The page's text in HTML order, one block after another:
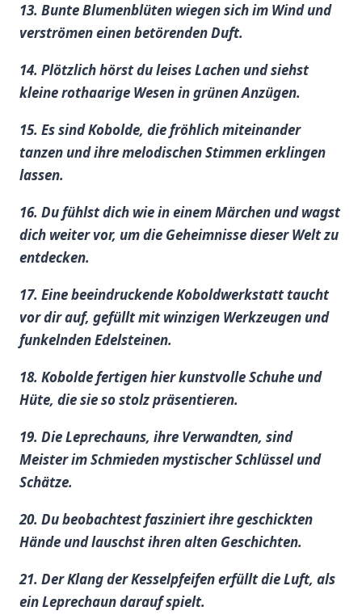
13. Bunte Blumenblüten wiegen sich im Wind und
verströmen​ einen betörenden Duft.
14. Plötzlich hörst du ⁤leises Lachen und siehst⁢
kleine rothaarige‌ Wesen in grünen Anzügen.
15.⁤ Es sind​ Kobolde, die fröhlich miteinander⁣
tanzen und ​ihre melodischen Stimmen ‍erklingen
lassen.
16.⁢ Du⁤ fühlst dich wie in einem Märchen und wagst
⁣dich⁤ weiter ‍vor, um die Geheimnisse dieser Welt zu
entdecken.
17. ​Eine beeindruckende Koboldwerkstatt taucht‌
vor dir auf, gefüllt mit winzigen Werkzeugen und
⁢funkelnden Edelsteinen.
18. Kobolde fertigen hier ​kunstvolle Schuhe ⁣und
⁢Hüte, die sie ‍so stolz⁢ präsentieren.
19. Die Leprechauns, ihre Verwandten,⁢ sind
Meister im Schmieden ‌mystischer Schlüssel⁣ und‍
Schätze.
20. Du beobachtest fasziniert ihre‌ geschickten
Hände und lauschst ihren alten Geschichten.
21. Der Klang der Kesselpfeifen erfüllt die ‌Luft, als
ein Leprechaun ​darauf spielt.